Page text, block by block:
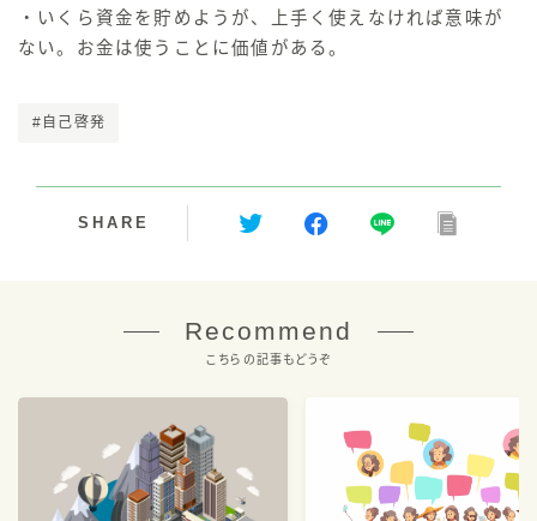
・いくら資金を貯めようが、上手く使えなければ意味が
ない。お金は使うことに価値がある。
#自己啓発
SHARE
Recommend
こちらの記事もどうぞ